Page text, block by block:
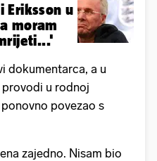
Eriksson u
moram
dokumentarca, a u
u rodnoj
povezao s
zajedno. Nisam bio